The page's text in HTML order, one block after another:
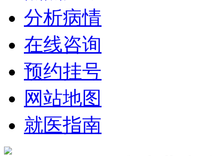
分析病情
在线咨询
预约挂号
网站地图
就医指南